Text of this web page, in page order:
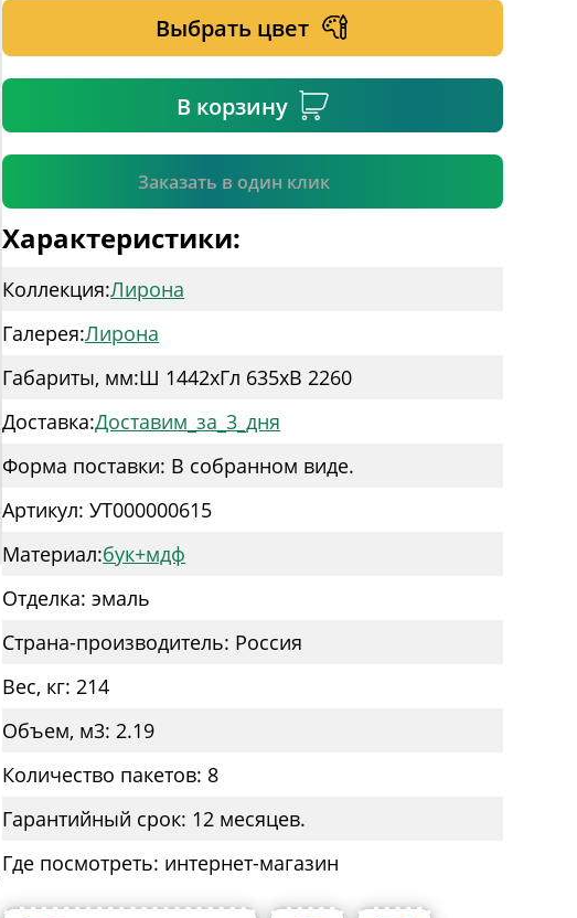
Выбрать цвет
В корзину
Заказать в один клик
* необязательное поле
Подтвердить
Характеристики:
Коллекция:Лирона
Галерея:Лирона
Габариты, мм:Ш 1442xГл 635xВ 2260
Доставка:Доставим_за_3_дня
Форма поставки: В собранном виде.
Артикул: УТ000000615
Материал:бук+мдф
Отделка: эмаль
Страна-производитель: Россия
Вес, кг: 214
Объем, м3: 2.19
Количество пакетов: 8
Гарантийный срок: 12 месяцев.
Где посмотреть: интернет-магазин